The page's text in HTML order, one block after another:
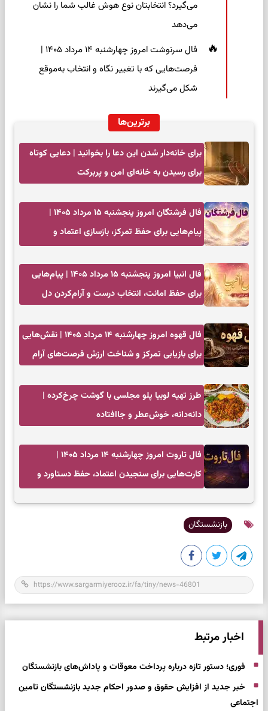
می‌گیرد؟ انتخابتان نوع هوش غالب شما را نشان
می‌دهد
فال سرنوشت امروز چهارشنبه ۱۴ مرداد ۱۴۰۵ |
فرصت‌هایی که با تغییر نگاه و انتخاب به‌موقع
شکل می‌گیرند
برترین‌ها
برای خانه‌دار شدن این دعا را بخوانید | دعایی کوتاه
برای رسیدن به خانه‌ای امن و پربرکت
فال فرشتگان امروز پنجشنبه ۱۵ مرداد ۱۴۰۵ |
پیام‌هایی برای حفظ تمرکز، بازسازی اعتماد و
فال انبیا امروز پنجشنبه ۱۵ مرداد ۱۴۰۵ | پیام‌هایی
برای حفظ امانت، انتخاب درست و آرام‌کردن دل
فال قهوه امروز چهارشنبه ۱۴ مرداد ۱۴۰۵ | نقش‌هایی
برای بازیابی تمرکز و شناخت ارزش فرصت‌های آرام
طرز تهیه لوبیا پلو مجلسی با گوشت چرخ‌کرده |
دانه‌دانه، خوش‌عطر و جاافتاده
فال تاروت امروز چهارشنبه ۱۴ مرداد ۱۴۰۵ |
کارت‌هایی برای سنجیدن اعتماد، حفظ دستاورد و
بازنشستگان
اخبار مرتبط
فوری؛ دستور تازه درباره پرداخت معوقات و پاداش‌های بازنشستگان
خبر جدید از افزایش حقوق و صدور احکام جدید بازنشستگان تامین
اجتماعی